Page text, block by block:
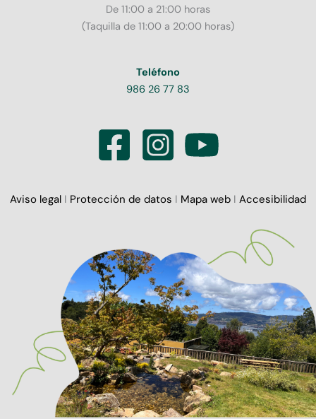
De 11:00 a 21:00 horas
(Taquilla de 11:00 a 20:00 horas)
Teléfono
986 26 77 83
Aviso legal I Protección de datos I Mapa web I Accesibilidad